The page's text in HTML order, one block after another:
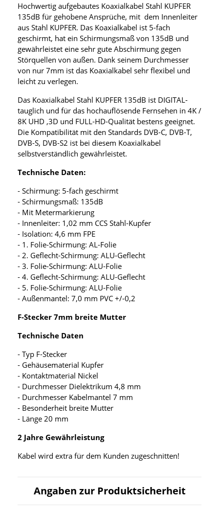
Hochwertig aufgebautes Koaxialkabel Stahl KUPFER
135dB für gehobene Ansprüche, mit dem Innenleiter
aus Stahl KUPFER. Das Koaxialkabel ist 5-fach
geschirmt, hat ein Schirmungsmaß von 135dB und
gewährleistet eine sehr gute Abschirmung gegen
Störquellen von außen. Dank seinem Durchmesser
von nur 7mm ist das Koaxialkabel sehr flexibel und
leicht zu verlegen.
Das Koaxialkabel Stahl KUPFER 135dB ist DIGITAL-
tauglich und für das hochauflösende Fernsehen in 4K /
8K UHD ,3D und FULL-HD-Qualität bestens geeignet.
Die Kompatibilität mit den Standards DVB-C, DVB-T,
DVB-S, DVB-S2 ist bei diesem Koaxialkabel
selbstverständlich gewährleistet.
Technische Daten:
- Schirmung: 5-fach geschirmt
- Schirmungsmaß: 135dB
- Mit Metermarkierung
- Innenleiter: 1,02 mm CCS Stahl-Kupfer
- Isolation: 4,6 mm FPE
- 1. Folie-Schirmung: AL-Folie
- 2. Geflecht-Schirmung: ALU-Geflecht
- 3. Folie-Schirmung: ALU-Folie
- 4. Geflecht-Schirmung: ALU-Geflecht
- 5. Folie-Schirmung: ALU-Folie
- Außenmantel: 7,0 mm PVC +/-0,2
F-Stecker 7mm breite Mutter
Technische Daten
- Typ F-Stecker
- Gehäusematerial Kupfer
- Kontaktmaterial Nickel
- Durchmesser Dielektrikum 4,8 mm
- Durchmesser Kabelmantel 7 mm
- Besonderheit breite Mutter
- Länge 20 mm
2 Jahre Gewährleistung
Kabel wird extra für dem Kunden zugeschnitten!
Angaben zur Produktsicherheit